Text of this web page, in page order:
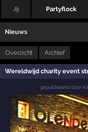
Jij Partyflock
Nieuws
Overzicht Archief
Wereldwijd charity event
gepubliceerd door